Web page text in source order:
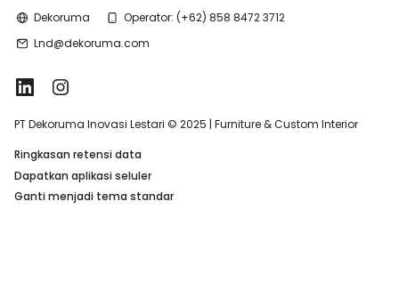
Dekoruma
Operator: (+62) 858 8472 3712
Lnd@dekoruma.com
PT Dekoruma Inovasi Lestari © 2025 | Furniture & Custom Interior
Ringkasan retensi data
Dapatkan aplikasi seluler
Ganti menjadi tema standar